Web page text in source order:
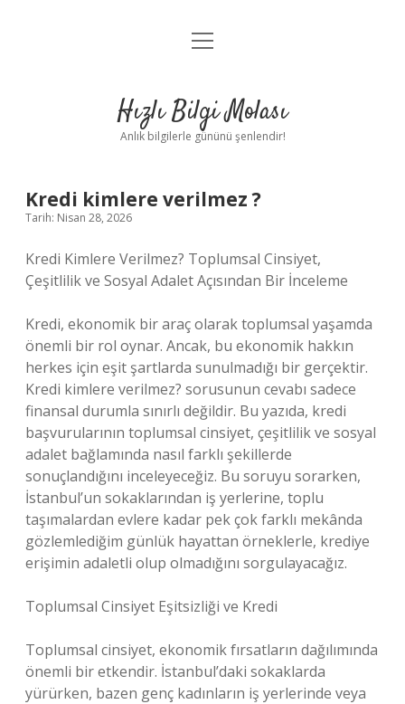
Anasayfa
Yasal Uyarı
menüyü
Hızlı Bilgi Molası
Anlık bilgilerle gününü şenlendir!
Kredi kimlere verilmez ?
Tarih: Nisan 28, 2026
Kredi Kimlere Verilmez? Toplumsal Cinsiyet,
Çeşitlilik ve Sosyal Adalet Açısından Bir İnceleme
Kredi, ekonomik bir araç olarak toplumsal yaşamda
önemli bir rol oynar. Ancak, bu ekonomik hakkın
herkes için eşit şartlarda sunulmadığı bir gerçektir.
Kredi kimlere verilmez? sorusunun cevabı sadece
finansal durumla sınırlı değildir. Bu yazıda, kredi
başvurularının toplumsal cinsiyet, çeşitlilik ve sosyal
adalet bağlamında nasıl farklı şekillerde
sonuçlandığını inceleyeceğiz. Bu soruyu sorarken,
İstanbul’un sokaklarından iş yerlerine, toplu
taşımalardan evlere kadar pek çok farklı mekânda
gözlemlediğim günlük hayattan örneklerle, krediye
erişimin adaletli olup olmadığını sorgulayacağız.
Toplumsal Cinsiyet Eşitsizliği ve Kredi
Toplumsal cinsiyet, ekonomik fırsatların dağılımında
önemli bir etkendir. İstanbul’daki sokaklarda
yürürken, bazen genç kadınların iş yerlerinde veya